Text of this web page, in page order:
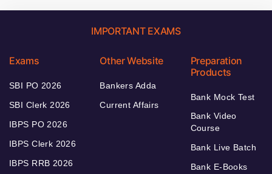
IMPORTANT EXAMS
Exams
SBI PO 2026
SBI Clerk 2026
IBPS PO 2026
IBPS Clerk 2026
IBPS RRB 2026
Other Website
Bankers Adda
Current Affairs
Preparation
Products
Bank Mock Test
Bank Video
Course
Bank Live Batch
Bank E-Books